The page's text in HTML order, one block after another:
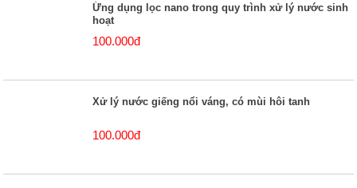
Ứng dụng lọc nano trong quy trình xử lý nước sinh
hoạt
100.000đ
Xử lý nước giếng nổi váng, có mùi hôi tanh
100.000đ